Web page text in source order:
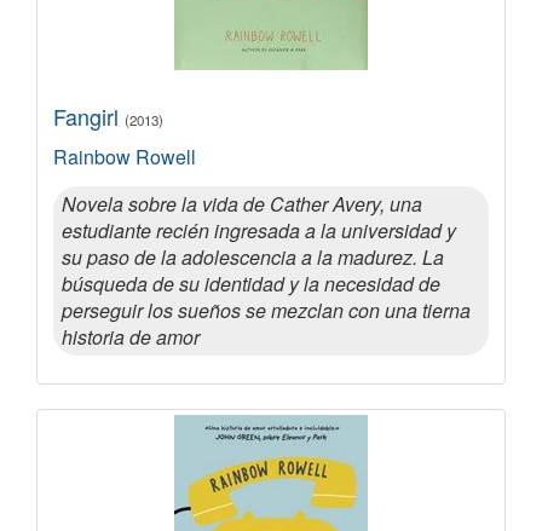
Fangirl (2013)
Rainbow Rowell
Novela sobre la vida de Cather Avery, una
estudiante recién ingresada a la universidad y
su paso de la adolescencia a la madurez. La
búsqueda de su identidad y la necesidad de
perseguir los sueños se mezclan con una tierna
historia de amor